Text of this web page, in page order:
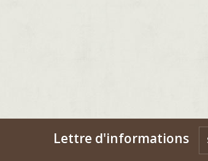
Lettre d'informations